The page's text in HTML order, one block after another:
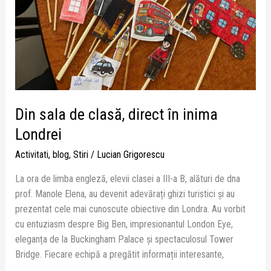
Din sala de clasă, direct în inima
Londrei
Activitati, blog, Stiri/ Lucian Grigorescu
La ora de limba engleză, elevii clasei a III-a B, alături de dna
prof. Manole Elena, au devenit adevărați ghizi turistici și au
prezentat cele mai cunoscute obiective din Londra. Au vorbit
cu entuziasm despre Big Ben, impresionantul London Eye,
eleganța de la Buckingham Palace și spectaculosul Tower
Bridge. Fiecare echipă a pregătit informații interesante,